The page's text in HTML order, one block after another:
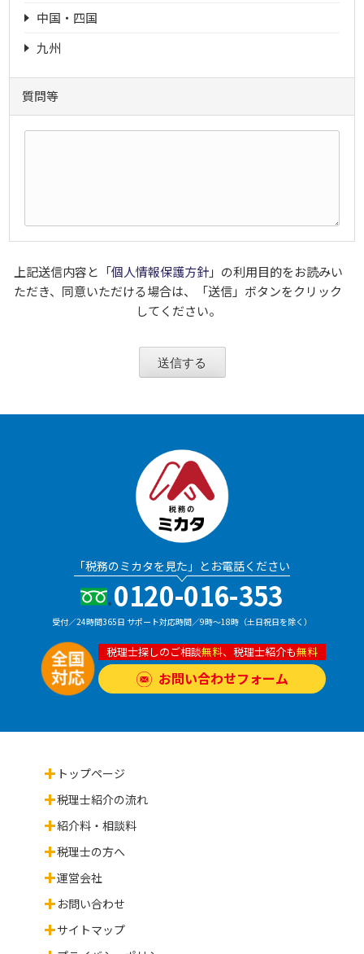
中国・四国
九州
質問等
上記送信内容と「個人情報保護方針」の利用目的をお読みい
ただき、 同意いただける場合は、「送信」ボタンをクリック
してください。
「税務のミカタを見た」とお電話ください
0120-016-353
受付／24時間365日 サポート対応時間／9時〜18時（土日祝日を除く）
税理士探しのご相談無料、税理士紹介も無料
お問い合わせフォーム
トップページ
税理士紹介の流れ
紹介料・相談料
税理士の方へ
運営会社
お問い合わせ
サイトマップ